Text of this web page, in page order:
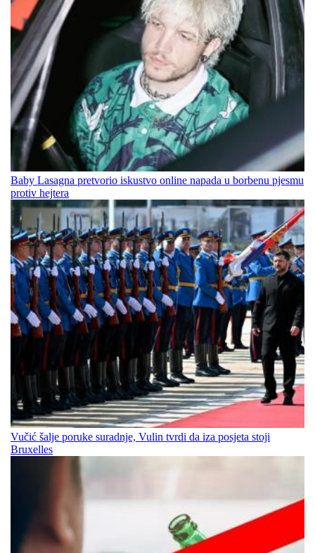
Baby Lasagna pretvorio iskustvo online napada u borbenu pjesmu
protiv hejtera
Vučić šalje poruke suradnje, Vulin tvrdi da iza posjeta stoji
Bruxelles